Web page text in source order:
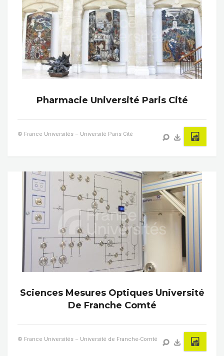
Pharmacie Université Paris Cité
© France Universités – Université Paris Cité
Sciences Mesures Optiques Université
De Franche Comté
© France Universités – Université de Franche-Comté